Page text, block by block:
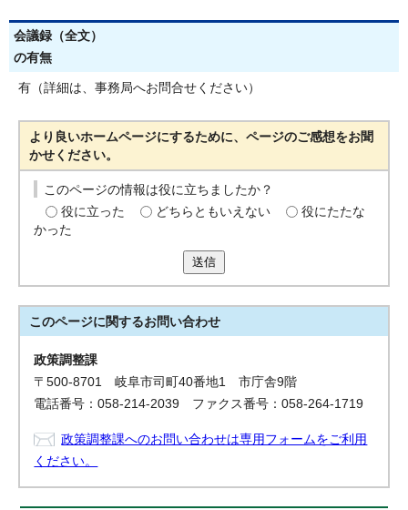
会議録（全文）
の有無
有（詳細は、事務局へお問合せください）
より良いホームページにするために、ページのご感想をお聞
かせください。
このページの情報は役に立ちましたか？
役に立った
どちらともいえない
役にたたな
かった
送信
このページに関するお問い合わせ
政策調整課
〒500-8701 岐阜市司町40番地1 市庁舎9階
電話番号：058-214-2039 ファクス番号：058-264-1719
政策調整課へのお問い合わせは専用フォームをご利用
ください。